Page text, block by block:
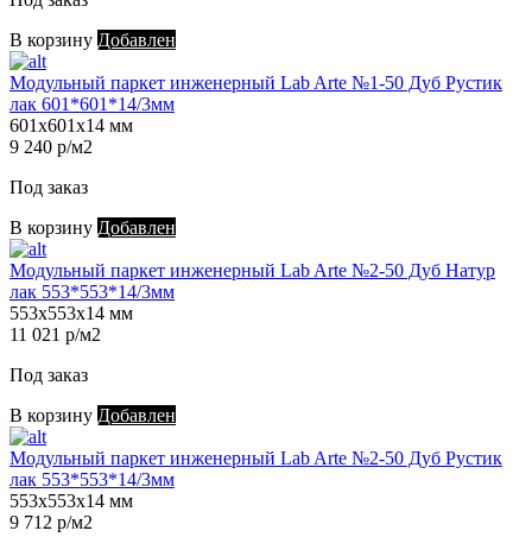
В корзину Добавлен
Модульный паркет инженерный Lab Arte №1-50 Дуб Рустик
лак 601*601*14/3мм
601х601х14 мм
9 240 р/м2
Под заказ
В корзину Добавлен
Модульный паркет инженерный Lab Arte №2-50 Дуб Натур
лак 553*553*14/3мм
553х553х14 мм
11 021 р/м2
Под заказ
В корзину Добавлен
Модульный паркет инженерный Lab Arte №2-50 Дуб Рустик
лак 553*553*14/3мм
553х553х14 мм
9 712 р/м2